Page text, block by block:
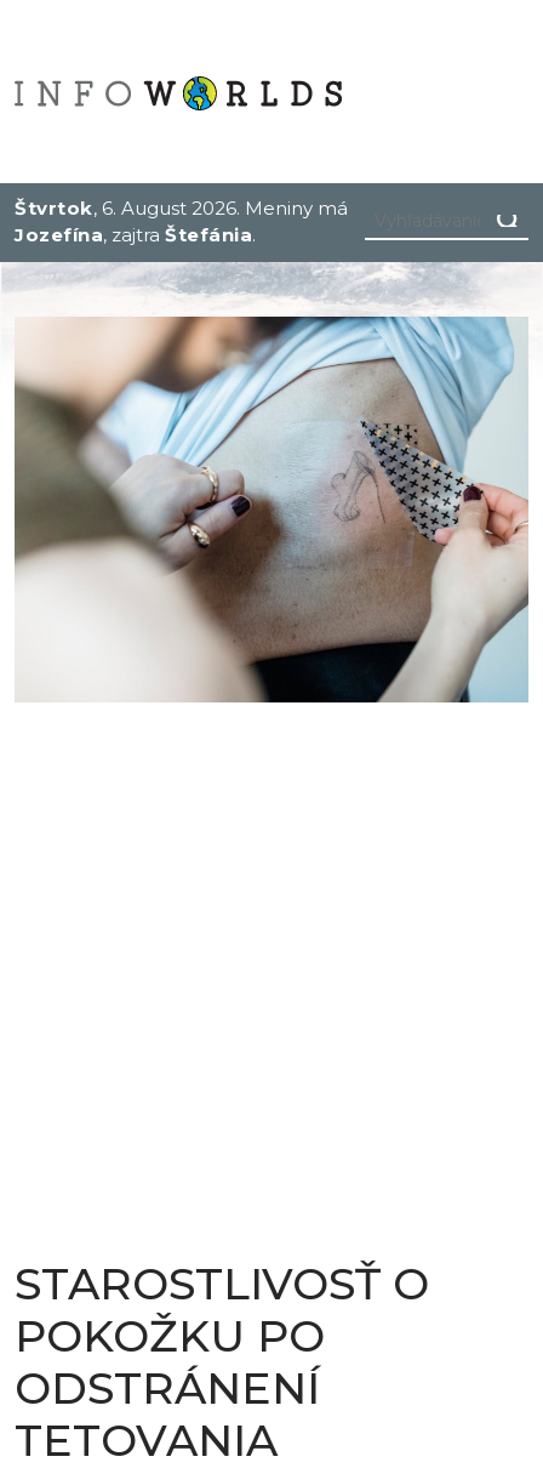
Štvrtok, 6. August 2026. Meniny má
Jozefína, zajtra Štefánia.
STAROSTLIVOSŤ O
POKOŽKU PO
ODSTRÁNENÍ
TETOVANIA